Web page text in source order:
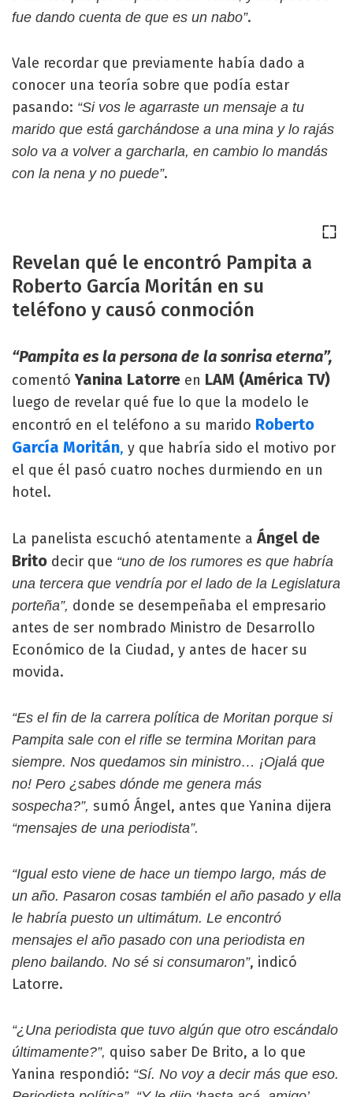
fue dando cuenta de que es un nabo”.
Vale recordar que previamente había dado a
conocer una teoría sobre que podía estar
pasando: “Si vos le agarraste un mensaje a tu
marido que está garchándose a una mina y lo rajás
solo va a volver a garcharla, en cambio lo mandás
con la nena y no puede”.
Revelan qué le encontró Pampita a
Roberto García Moritán en su
teléfono y causó conmoción
“Pampita es la persona de la sonrisa eterna”,
comentóYanina Latorre en LAM (América TV)
luego de revelar qué fue lo que la modelo le
encontró en el teléfono a su marido Roberto
García Moritán, y que habría sido el motivo por
el que él pasó cuatro noches durmiendo en un
hotel.
La panelista escuchó atentamente aÁngel de
Brito decir que “uno de los rumores es que habría
una tercera que vendría por el lado de la Legislatura
porteña”, donde se desempeñaba el empresario
antes de ser nombrado Ministro de Desarrollo
Económico de la Ciudad, y antes de hacer su
movida.
“Es el fin de la carrera política de Moritan porque si
Pampita sale con el rifle se termina Moritan para
siempre. Nos quedamos sin ministro… ¡Ojalá que
no! Pero ¿sabes dónde me genera más
sospecha?”, sumó Ángel, antes que Yanina dijera
“mensajes de una periodista”.
“Igual esto viene de hace un tiempo largo, más de
un año. Pasaron cosas también el año pasado y ella
le habría puesto un ultimátum. Le encontró
mensajes el año pasado con una periodista en
pleno bailando. No sé si consumaron”, indicó
Latorre.
“¿Una periodista que tuvo algún que otro escándalo
últimamente?”, quiso saber De Brito, a lo que
Yanina respondió: “Sí. No voy a decir más que eso.